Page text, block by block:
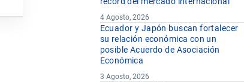
4 Agosto, 2026
Ecuador y Japón buscan fortalecer
su relación económica con un
posible Acuerdo de Asociación
Económica
3 Agosto, 2026